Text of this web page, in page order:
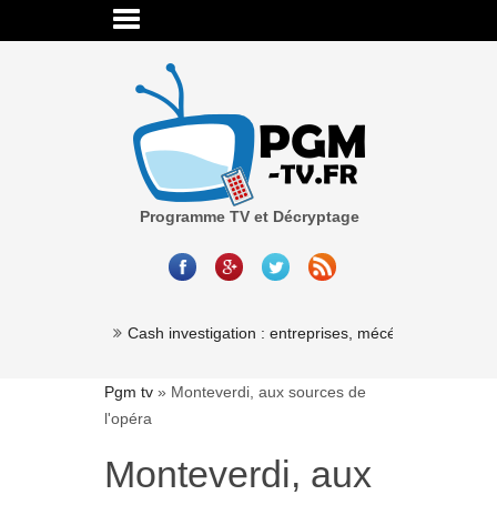
Programme TV et Décryptage
Cash investigation : entreprises, mécénat,
Pgm tv » Monteverdi, aux sources de
l'opéra
Monteverdi, aux